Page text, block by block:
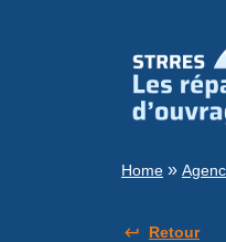
Home »
Retour